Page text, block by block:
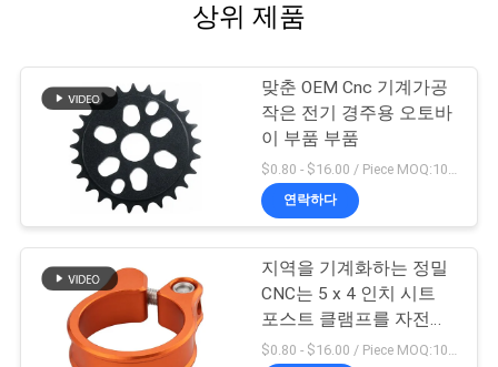
상위 제품
맞춘 OEM Cnc 기계가공
작은 전기 경주용 오토바
이 부품 부품
$0.80 - $16.00 / Piece MOQ:10개 부분
연락하다
지역을 기계화하는 정밀
CNC는 5 x 4 인치 시트
포스트 클램프를 자전거
로 갑니다